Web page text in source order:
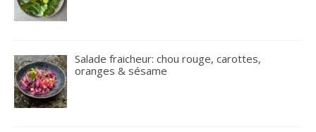
Salade fraicheur: chou rouge, carottes,
oranges & sésame